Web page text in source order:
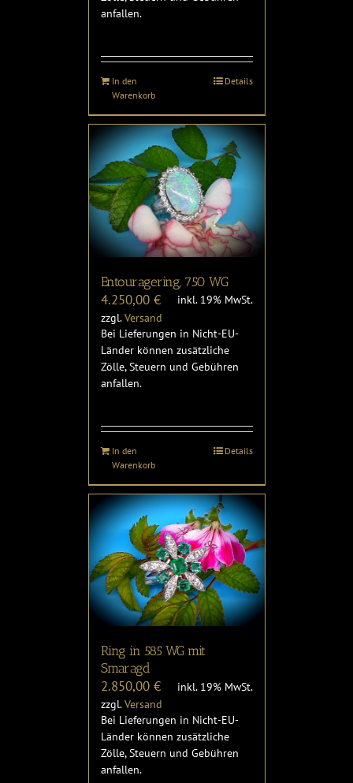
anfallen.
In den
Warenkorb
Details
Entouragering, 750 WG
4.250,00 €
inkl. 19% MwSt.
zzgl.Versand
Bei Lieferungen in Nicht-EU-
Länder können zusätzliche
Zölle, Steuern und Gebühren
anfallen.
In den
Warenkorb
Details
Ring in 585 WG mit
Smaragd
2.850,00 €
inkl. 19% MwSt.
zzgl.Versand
Bei Lieferungen in Nicht-EU-
Länder können zusätzliche
Zölle, Steuern und Gebühren
anfallen.